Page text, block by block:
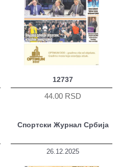
12737
44.00 RSD
Спортски Журнал Србија
26.12.2025